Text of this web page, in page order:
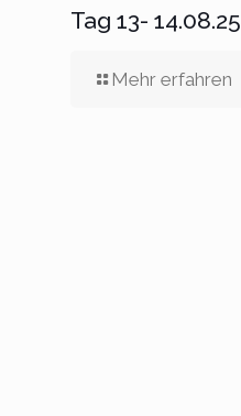
Tag 13- 14.08.25
Mehr erfahren